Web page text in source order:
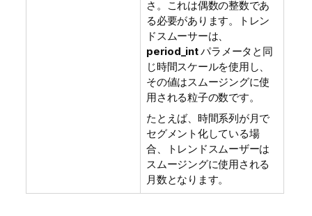
さ。これは偶数の整数であ
る必要があります。トレン
ドスムーサーは、
period_intパラメータと同
じ時間スケールを使用し、
その値はスムージングに使
用される粒子の数です。
たとえば、時間系列が月で
セグメント化している場
合、トレンドスムーザーは
スムージングに使用される
月数となります。